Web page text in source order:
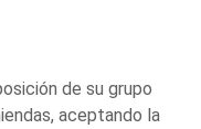
de su grupo
aceptando la